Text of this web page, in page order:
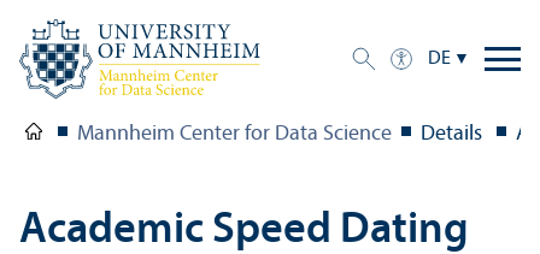
DE
Mannheim Center for Data Science Details
Academic Speed Dating